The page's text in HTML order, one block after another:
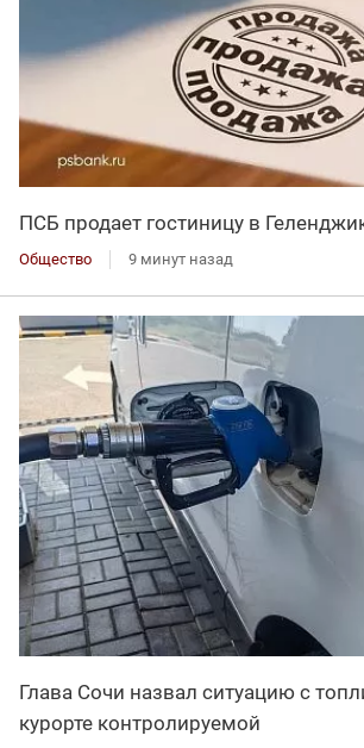
ПСБ продает гостиницу в
Общество 9 минут назад
Глава Сочи назвал ситуацию с
курорте контролируемой